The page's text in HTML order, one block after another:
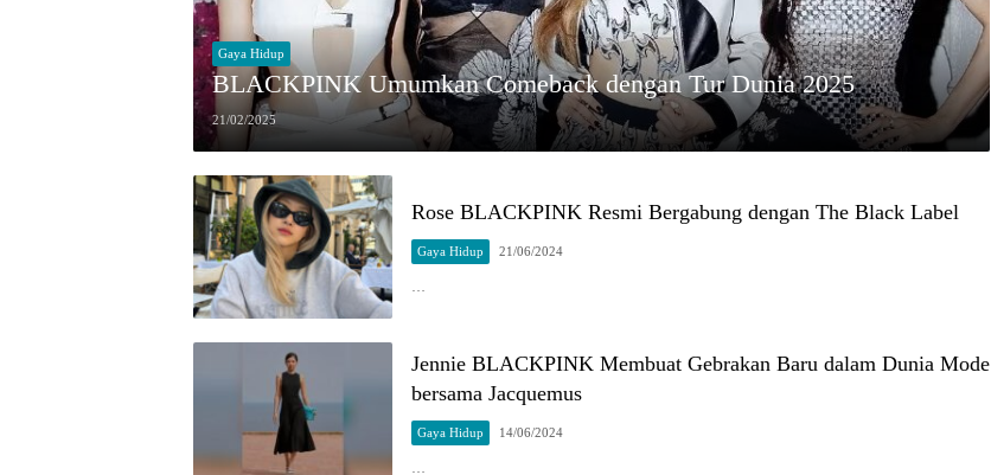
Gaya Hidup
BLACKPINK Umumkan Comeback dengan Tur Dunia 2025
21/02/2025
Rose BLACKPINK Resmi Bergabung dengan The Black Label
Gaya Hidup 21/06/2024
Jennie BLACKPINK Membuat Gebrakan Baru dalam Dunia Mode
bersama Jacquemus
Gaya Hidup 14/06/2024
…